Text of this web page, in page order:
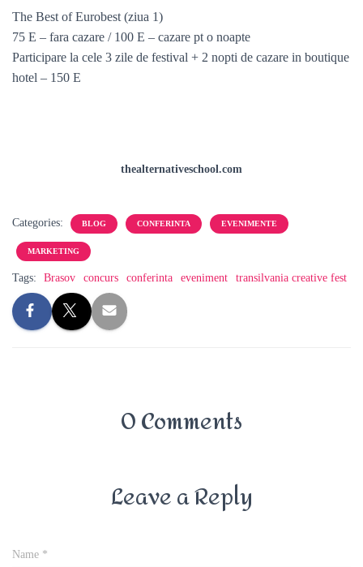
The Best of Eurobest (ziua 1)
75 E – fara cazare / 100 E – cazare pt o noapte
Participare la cele 3 zile de festival + 2 nopti de cazare in boutique
hotel – 150 E
thealternativeschool.com
Categories: BLOG CONFERINTA EVENIMENTE
MARKETING
Tags: Brasov concurs conferinta eveniment transilvania creative fest
0 Comments
Leave a Reply
Name *